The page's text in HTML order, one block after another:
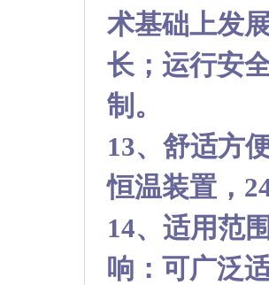
术基础上发
长；运行安
制。
13、舒适方
恒温装置，
14、适用范
响：可广泛